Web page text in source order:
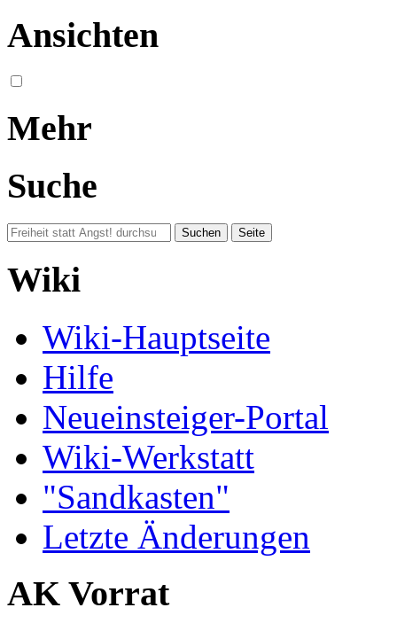
Ansichten
Mehr
Suche
Wiki
Wiki-Hauptseite
Hilfe
Neueinsteiger-Portal
Wiki-Werkstatt
"Sandkasten"
Letzte Änderungen
AK Vorrat